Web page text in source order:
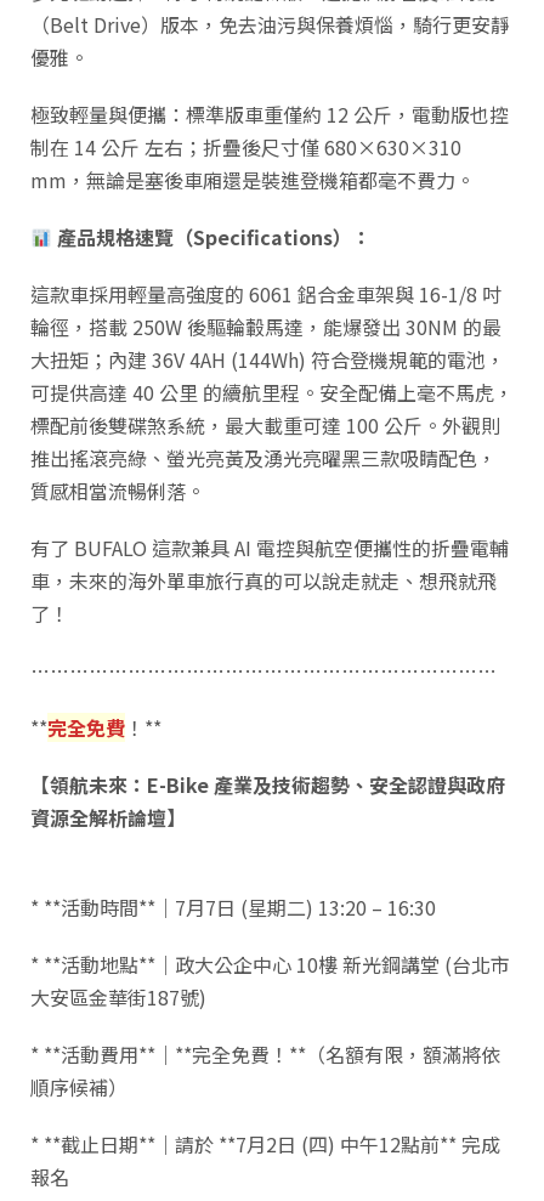
（Belt Drive）版本，免去油污與保養煩惱，騎行更安靜
優雅。
極致輕量與便攜：標準版車重僅約 12 公斤，電動版也控
制在 14 公斤 左右；折疊後尺寸僅 680×630×310
mm，無論是塞後車廂還是裝進登機箱都毫不費力。
產品規格速覽（Specifications）：
這款車採用輕量高強度的 6061 鋁合金車架與 16-1/8 吋
輪徑，搭載 250W 後驅輪轂馬達，能爆發出 30NM 的最
大扭矩；內建 36V 4AH (144Wh) 符合登機規範的電池，
可提供高達 40 公里 的續航里程。安全配備上毫不馬虎，
標配前後雙碟煞系統，最大載重可達 100 公斤。外觀則
推出搖滾亮綠、螢光亮黃及湧光亮曜黑三款吸睛配色，
質感相當流暢俐落。
有了 BUFALO 這款兼具 AI 電控與航空便攜性的折疊電輔
車，未來的海外單車旅行真的可以說走就走、想飛就飛
了！
………………………………………………………………
**完全免費 ！**
【領航未來：E-Bike 產業及技術趨勢、安全認證與政府
資源全解析論壇】
* **活動時間**｜7月7日 (星期二) 13:20 – 16:30
* **活動地點**｜政大公企中心 10樓 新光鋼講堂 (台北市
大安區金華街187號)
* **活動費用**｜**完全免費！**（名額有限，額滿將依
順序候補）
* **截止日期**｜請於 **7月2日 (四) 中午12點前** 完成
報名